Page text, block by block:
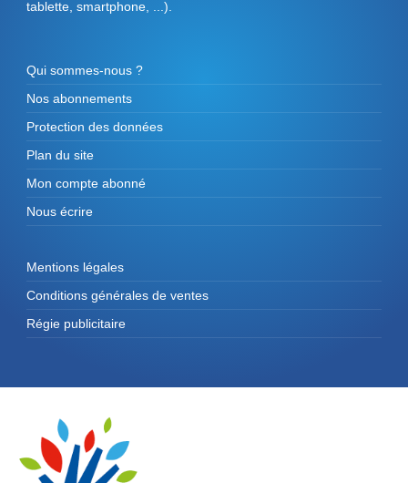
tablette, smartphone, ...).
Qui sommes-nous ?
Nos abonnements
Protection des données
Plan du site
Mon compte abonné
Nous écrire
Mentions légales
Conditions générales de ventes
Régie publicitaire